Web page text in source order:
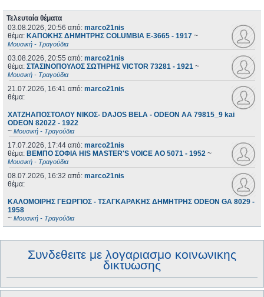
Τελευταία θέματα
03.08.2026, 20:56 από: marco21nis
θέμα: ΚΑΠΟΚΗΣ ΔΗΜΗΤΡΗΣ COLUMBIA E-3665 - 1917 ~
Μουσική - Τραγούδια
03.08.2026, 20:55 από: marco21nis
θέμα: ΣΤΑΣΙΝΟΠΟΥΛΟΣ ΣΩΤΗΡΗΣ VICTOR 73281 - 1921 ~
Μουσική - Τραγούδια
21.07.2026, 16:41 από: marco21nis
θέμα:
ΧΑΤΖΗΑΠΟΣΤΟΛΟΥ ΝΙΚΟΣ- DAJOS BELA - ODEON AA 79815_9 kai
ODEON 82022 - 1922
~ Μουσική - Τραγούδια
17.07.2026, 17:44 από: marco21nis
θέμα: ΒΕΜΠΟ ΣΟΦΙΑ HIS MASTER'S VOICE AO 5071 - 1952 ~
Μουσική - Τραγούδια
08.07.2026, 16:32 από: marco21nis
θέμα:
ΚΑΛΟΜΟΙΡΗΣ ΓΕΩΡΓΙΟΣ - ΤΣΑΓΚΑΡΑΚΗΣ ΔΗΜΗΤΡΗΣ ODEON GA 8029 -
1958
~ Μουσική - Τραγούδια
Συνδεθειτε με λογαριασμο κοινωνικης
δικτυωσης